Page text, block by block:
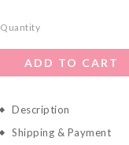
Quantity
ADD TO CART
Description
Shipping & Payment